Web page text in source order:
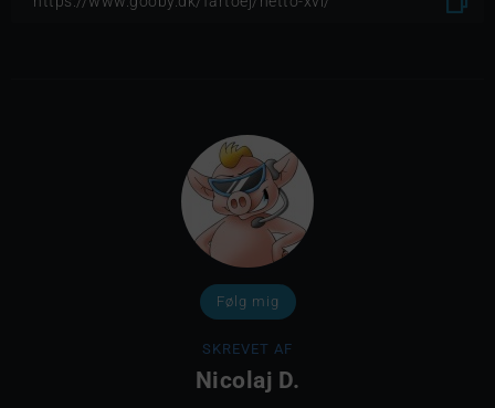
Følg mig
SKREVET AF
Nicolaj D.